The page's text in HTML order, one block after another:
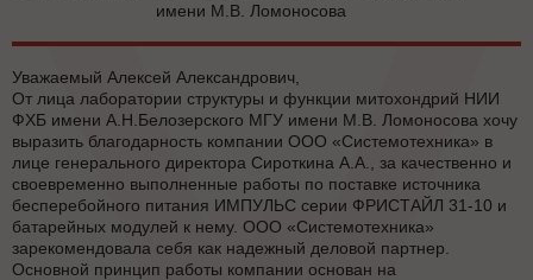
имени М.В. Ломоносова
Уважаемый Алексей Александрович,
От лица лаборатории структуры и функции митохондрий НИИ
ФХБ имени А.Н.Белозерского МГУ имени М.В. Ломоносова хочу
выразить благодарность компании ООО «Системотехника» в
лице генерального директора Сироткина А.А., за качественно и
своевременно выполненные работы по поставке источника
бесперебойного питания ИМПУЛЬС серии ФРИСТАЙЛ 31-10 и
батарейных модулей к нему. ООО «Системотехника»
зарекомендовала себя как надежный деловой партнер.
Основной принцип работы компании основан на